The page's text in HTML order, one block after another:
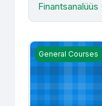
General Courses